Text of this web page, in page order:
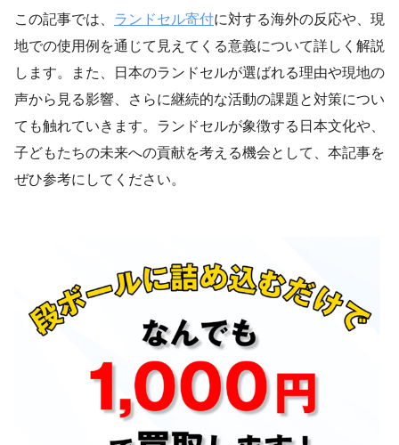
この記事では、 ランドセル寄付に対する海外の反応や、現
地での使用例を通じて見えてくる意義について詳しく解説
します。また、日本のランドセルが選ばれる理由や現地の
声から見る影響、さらに継続的な活動の課題と対策につい
ても触れていきます。ランドセルが象徴する日本文化や、
子どもたちの未来への貢献を考える機会として、本記事を
ぜひ参考にしてください。